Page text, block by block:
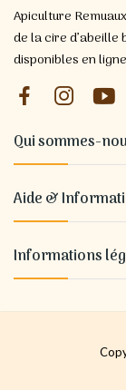
Apiculture
de la cire d’abeille
disponibles en
Qui sommes-
Aide &
Informations